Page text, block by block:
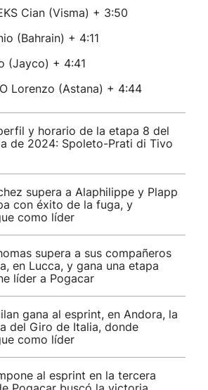
Cian (Visma) + 3:50
(Bahrain) + 4:11
(Jayco) + 4:41
Lorenzo (Astana) + 4:44
y horario de la etapa 8 del
de 2024: Spoleto-Prati di Tivo
supera a Alaphilippe y Plapp
con éxito de la fuga, y
como líder
supera a sus compañeros
en Lucca, y gana una etapa
líder a Pogacar
gana al esprint, en Andora, la
del Giro de Italia, donde
como líder
al esprint en la tercera